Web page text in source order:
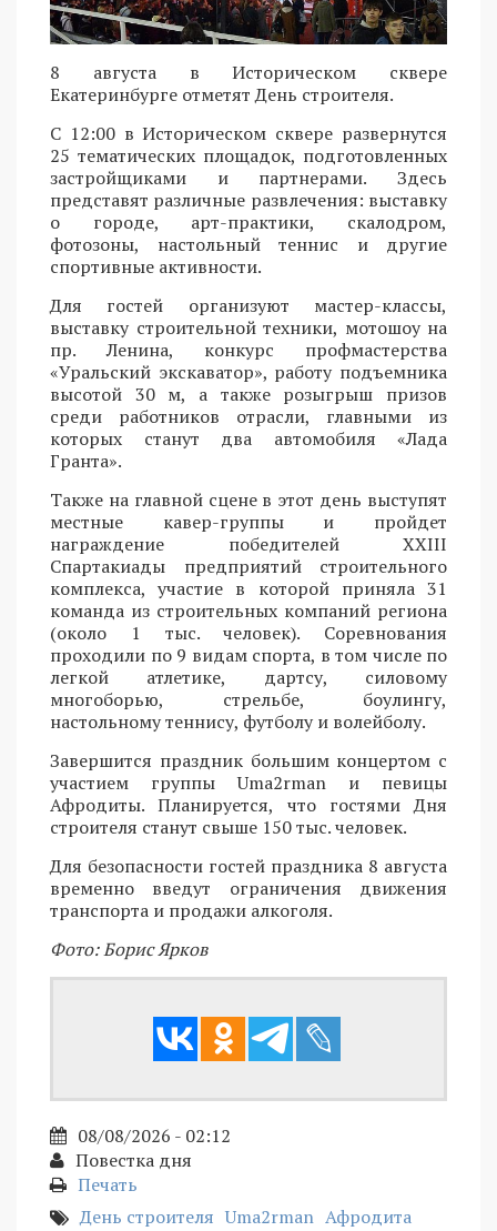
8 августа в Историческом сквере
Екатеринбурге отметят День строителя.
С 12:00 в Историческом сквере развернутся
25 тематических площадок, подготовленных
застройщиками и партнерами. Здесь
представят различные развлечения: выставку
о городе, арт-практики, скалодром,
фотозоны, настольный теннис и другие
спортивные активности.
Для гостей организуют мастер-классы,
выставку строительной техники, мотошоу на
пр. Ленина, конкурс профмастерства
«Уральский экскаватор», работу подъемника
высотой 30 м, а также розыгрыш призов
среди работников отрасли, главными из
которых станут два автомобиля «Лада
Гранта».
Также на главной сцене в этот день выступят
местные кавер-группы и пройдет
награждение победителей XXIII
Спартакиады предприятий строительного
комплекса, участие в которой приняла 31
команда из строительных компаний региона
(около 1 тыс. человек). Соревнования
проходили по 9 видам спорта, в том числе по
легкой атлетике, дартсу, силовому
многоборью, стрельбе, боулингу,
настольному теннису, футболу и волейболу.
Завершится праздник большим концертом с
участием группы Uma2rman и певицы
Афродиты. Планируется, что гостями Дня
строителя станут свыше 150 тыс. человек.
Для безопасности гостей праздника 8 августа
временно введут ограничения движения
транспорта и продажи алкоголя.
Фото: Борис Ярков
08/08/2026 - 02:12
Повестка дня
Печать
День строителя Uma2rman Афродита